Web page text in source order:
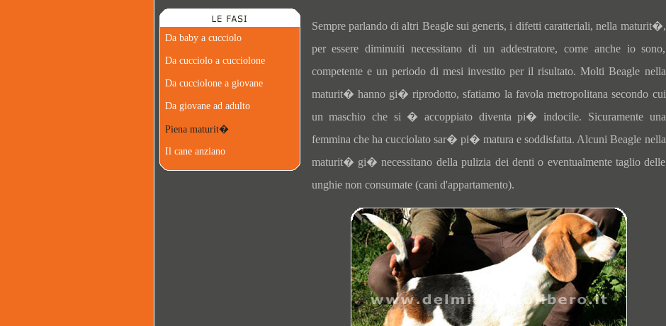
Da baby a cucciolo
Da cucciolo a cucciolone
Da cucciolone a giovane
Da giovane ad adulto
Piena maturit�
Il cane anziano
Sempre parlando di altri Beagle sui generis, i difetti caratteriali, nella maturit�,
per essere diminuiti necessitano di un addestratore, come anche io sono,
competente e un periodo di mesi investito per il risultato. Molti Beagle nella
maturit� hanno gi� riprodotto, sfatiamo la favola metropolitana secondo cui
un maschio che si � accoppiato diventa pi� indocile. Sicuramente una
femmina che ha cucciolato sar� pi� matura e soddisfatta. Alcuni Beagle nella
maturit� gi� necessitano della pulizia dei denti o eventualmente taglio delle
unghie non consumate (cani d'appartamento).